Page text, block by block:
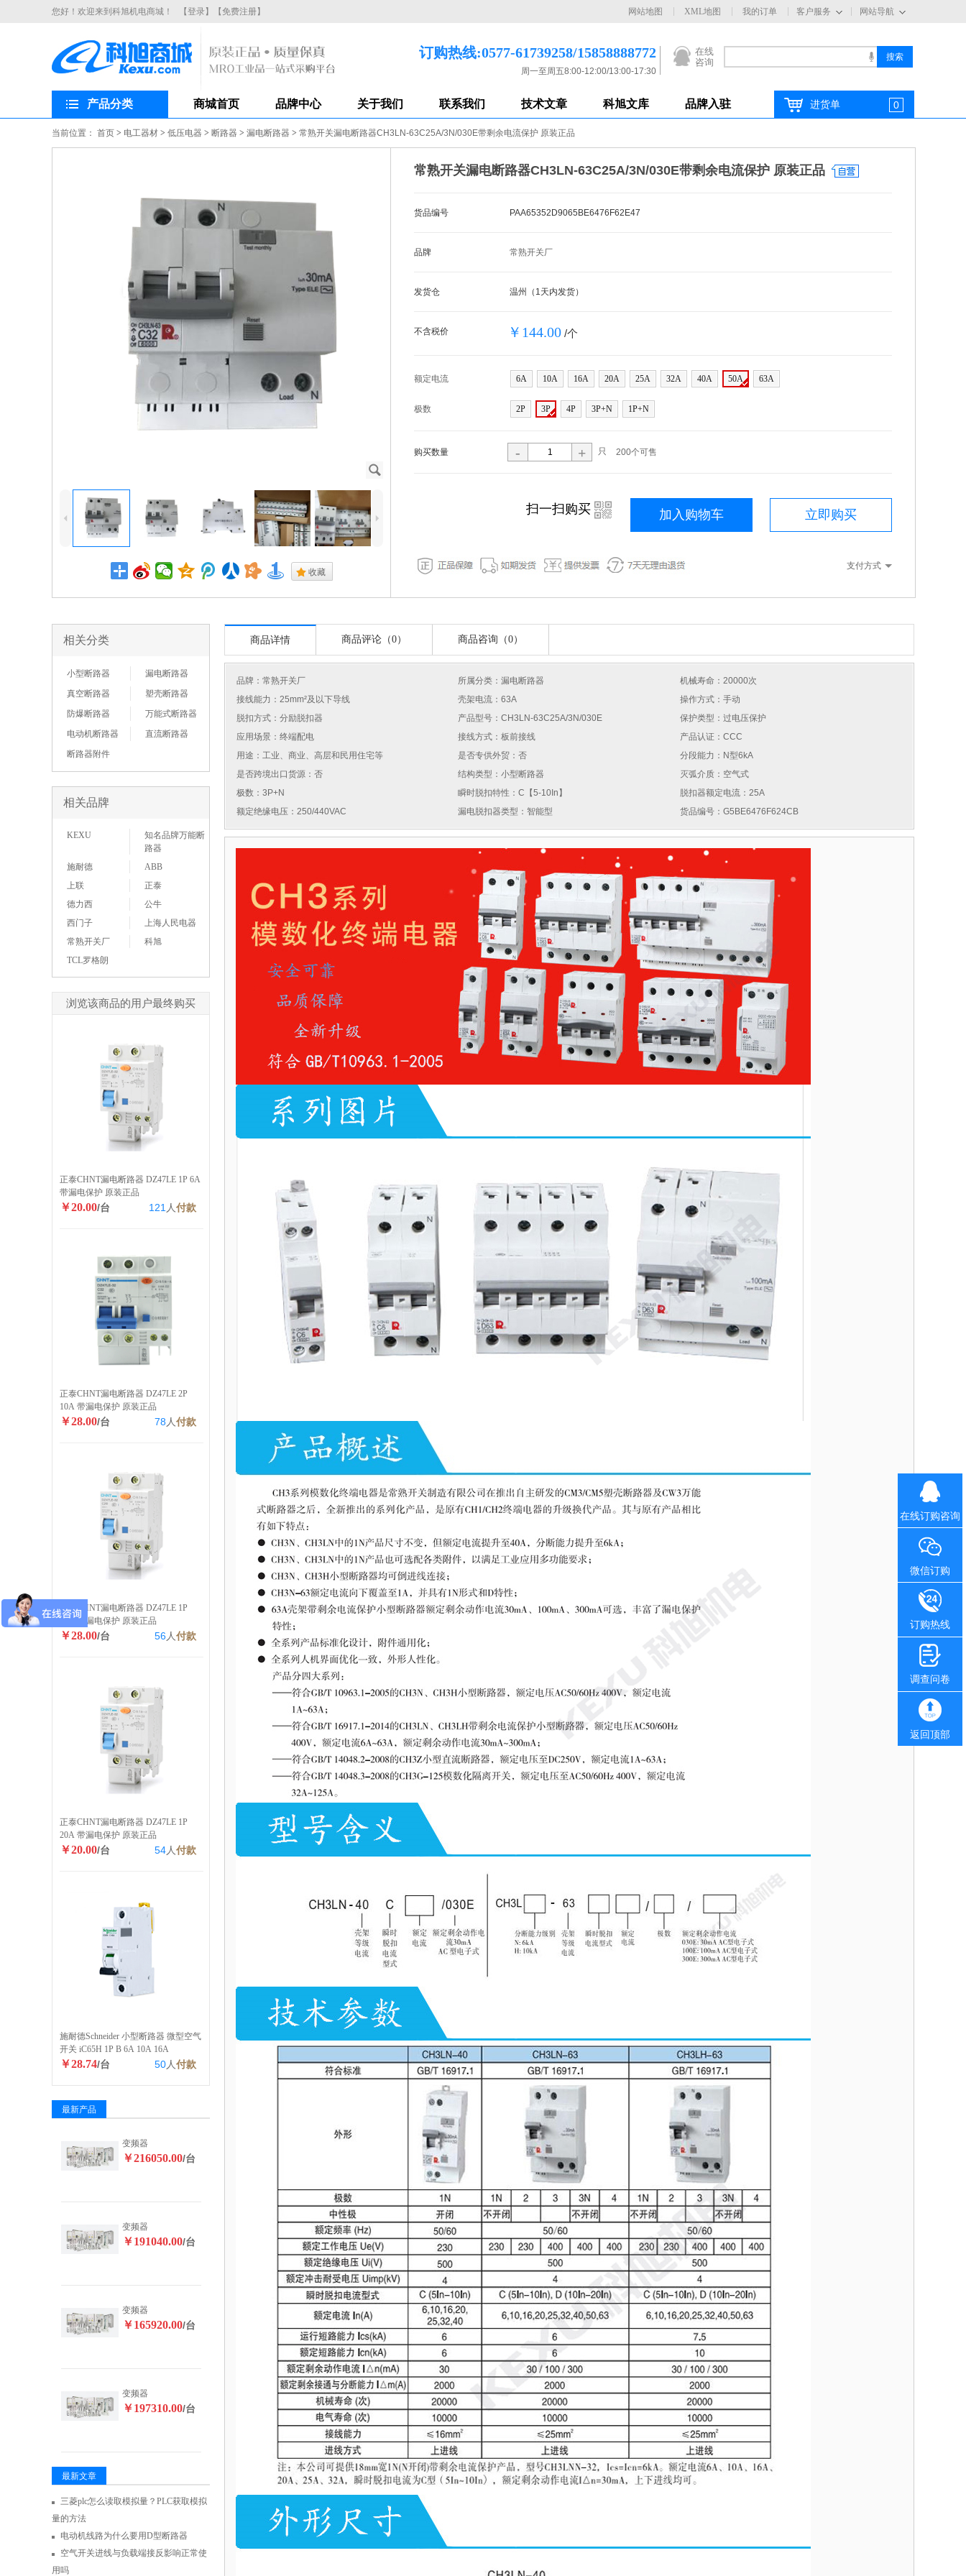
您好！欢迎来到科旭机电商城！ 【登录】 【免费注册】 网站导航
客户服务
网站地图 XML地图 我的订单
在线
咨询
订购热线:0577-61739258/15858888772
周一至周五8:00-12:00/13:00-17:30
产品分类 商城首页 品牌中心 关于我们 联系我们 技术文章 科旭文库 品牌入驻 进货单 0
当前位置： 首页 > 电工器材 > 低压电器 > 断路器 > 漏电断路器 > 常熟开关漏电断路器CH3LN-63C25A/3N/030E带剩余电流保护 原装正品
J
4 5
. 收藏
常熟开关漏电断路器CH3LN-63C25A/3N/030E带剩余电流保护 原装正品
货品编号 PAA65352D9065BE6476F62E47
品牌 常熟开关厂
发货仓 温州（1天内发货）
不含税价 ￥144.00 /个
额定电流 6A 10A 16A 20A 25A 32A 40A 50A 63A
极数 2P 3P 4P 3P+N 1P+N
购买数量 - + 只 200个可售
立即购买
加入购物车
扫一扫购买 i
支付方式
相关分类
小型断路器
漏电断路器
真空断路器
塑壳断路器
防爆断路器
万能式断路器
电动机断路器
直流断路器
断路器附件
相关品牌
KEXU
知名品牌万能断
路器
施耐德
ABB
上联
正泰
德力西
公牛
西门子
上海人民电器
常熟开关厂
科旭
TCL罗格朗
浏览该商品的用户最终购买
正泰CHNT漏电断路器 DZ47LE 1P 6A
带漏电保护 原装正品
￥20.00/台 121 人付款
正泰CHNT漏电断路器 DZ47LE 2P
10A 带漏电保护 原装正品
￥28.00/台 78 人付款
正泰CHNT漏电断路器 DZ47LE 1P
40A 带漏电保护 原装正品
￥28.00/台 56人付款
正泰CHNT漏电断路器 DZ47LE 1P
20A 带漏电保护 原装正品
￥20.00/台 54人付款
施耐德Schneider 小型断路器 微型空气
开关 iC65H 1P B 6A 10A 16A
￥28.74/台 50人付款
最新产品
变频器
￥216050.00/台
变频器
￥191040.00/台
变频器
￥165920.00/台
变频器
￥197310.00/台
最新文章
三菱plc怎么读取模拟量？PLC获取模拟
量的方法
电动机线路为什么要用D型断路器
空气开关进线与负载端接反影响正常使
用吗
商品详情 商品评论（0） 商品咨询（0）
品牌： 常熟开关厂 所属分类：漏电断路器
机械寿命：20000次
接线能力：25mm²及以下导线
壳架电流：63A
操作方式：手动
脱扣方式：分励脱扣器
产品型号：CH3LN-63C25A/3N/030E
保护类型：过电压保护
应用场景：终端配电
接线方式：板前接线
产品认证：CCC
用途：工业、商业、高层和民用住宅等
是否专供外贸：否
分段能力：N型6kA
是否跨境出口货源：否
结构类型：小型断路器
灭弧介质：空气式
极数：3P+N
瞬时脱扣特性：C【5-10In】
脱扣器额定电流：25A
额定绝缘电压：250/440VAC
漏电脱扣器类型：智能型 货品编号：G5BE6476F624CB
在线订购咨询
微信订购
订购热线
调查问卷
返回顶部